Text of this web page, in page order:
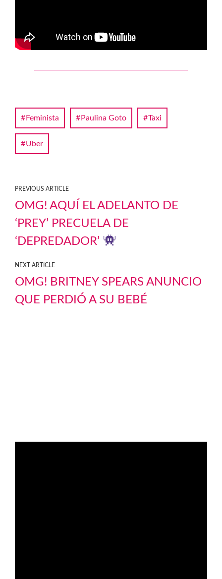
Feminista Paulina Goto Taxi
Uber
PREVIOUS ARTICLE
OMG! AQUÍ EL ADELANTO DE
‘PREY’ PRECUELA DE
‘DEPREDADOR’
NEXT ARTICLE
OMG! BRITNEY SPEARS ANUNCIO
QUE PERDIÓ A SU BEBÉ